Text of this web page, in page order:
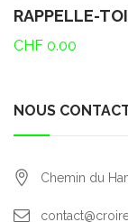
RAPPELLE-
CHF 0.00
NOUS
Chemin du